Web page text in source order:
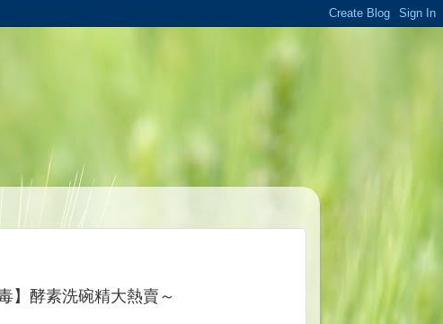
】酵素洗碗精大熱賣～